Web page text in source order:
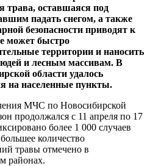
трава, оставшаяся под
падать снегом, а также
безопасности приводят к
может быстро
территории и наносить
и лесным массивам. В
области удалось
на населенные пункты.
МЧС по Новосибирской
продолжался с 11 апреля по 17
более 1 000 случаев
количество
травы отмечено в
районах.